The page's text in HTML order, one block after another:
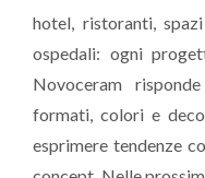
hotel, ristoranti,
ospedali: ogni
Novoceram
formati, colori e
esprimere tendenze